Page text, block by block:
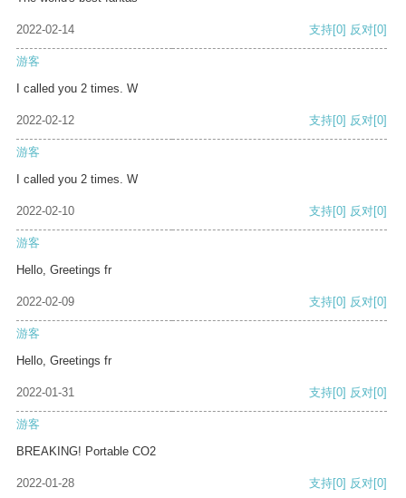
2022-02-14 支持[0] 反对[0]
游客
I called you 2 times. W
2022-02-12 支持[0] 反对[0]
游客
I called you 2 times. W
2022-02-10 支持[0] 反对[0]
游客
Hello, Greetings fr
2022-02-09 支持[0] 反对[0]
游客
Hello, Greetings fr
2022-01-31 支持[0] 反对[0]
游客
BREAKING! Portable CO2
2022-01-28 支持[0] 反对[0]